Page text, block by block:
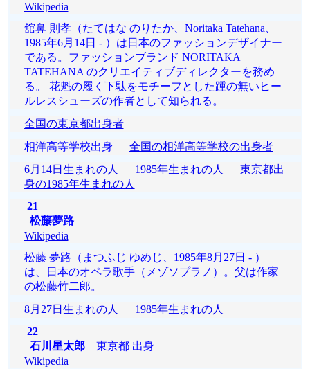
Wikipedia
舘鼻 則孝（たてはな のりたか、Noritaka Tatehana、
1985年6月14日 - ）は日本のファッションデザイナー
である。ファッションブランド NORITAKA
TATEHANA のクリエイティブディレクターを務め
る。 花魁の履く下駄をモチーフとした踵の無いヒー
ルレスシューズの作者として知られる。
全国の東京都出身者
相洋高等学校出身 全国の相洋高等学校の出身者
6月14日生まれの人
1985年生まれの人
東京都出
身の1985年生まれの人
21
松藤夢路
Wikipedia
松藤 夢路（まつふじ ゆめじ、1985年8月27日 - ）
は、日本のオペラ歌手（メゾソプラノ）。父は作家
の松藤竹二郎。
8月27日生まれの人
1985年生まれの人
22
石川星太郎東京都 出身
Wikipedia